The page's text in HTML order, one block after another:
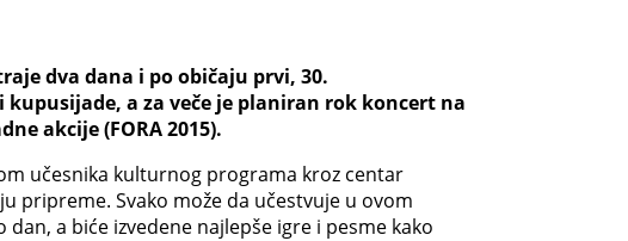
dva dana i po običaju prvi, 30.
a za veče je planiran rok koncert na
akcije (FORA 2015).
učesnika kulturnog programa kroz centar
pripreme. Svako može da učestvuje u ovom
a biće izvedene najlepše igre i pesme kako